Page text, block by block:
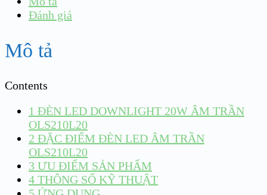
Đánh giá
Mô tả
Contents
1 ĐÈN LED DOWNLIGHT 20W ÂM TRẦN
OLS210L20
2 ĐẶC ĐIỂM ĐÈN LED ÂM TRẦN
OLS210L20
3 ƯU ĐIỂM SẢN PHẨM
4 THÔNG SỐ KỸ THUẬT